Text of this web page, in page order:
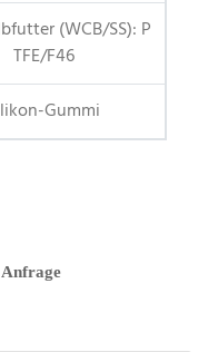
(WCB/SS): P
TFE/F46
Gummi
Anfrage